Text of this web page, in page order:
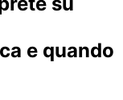
e quando